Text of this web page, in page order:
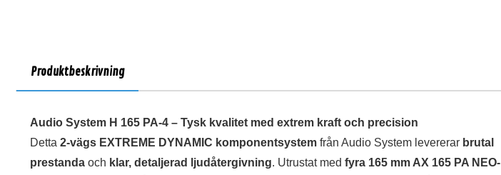
Produktbeskrivning
Audio System H 165 PA-4 – Tysk kvalitet med extrem kraft och precision
Detta 2-vägs EXTREME DYNAMIC komponentsystem från Audio System levererar brutal
prestanda och klar, detaljerad ljudåtergivning. Utrustat med fyra 165 mm AX 165 PA NEO-